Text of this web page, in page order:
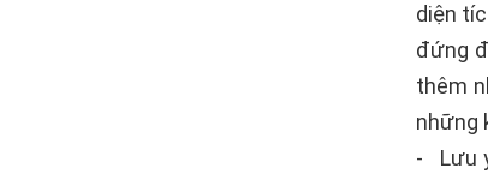
diện
đứng
thêm
những
- Lưu